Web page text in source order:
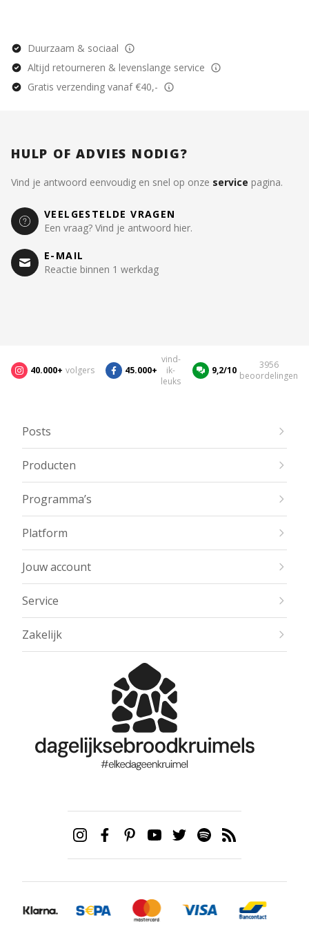
Duurzaam & sociaal
Altijd retourneren & levenslange service
Gratis verzending vanaf €40,-
HULP OF ADVIES NODIG?
Vind je antwoord eenvoudig en snel op onze service pagina.
VEELGESTELDE VRAGEN
Een vraag? Vind je antwoord hier.
E-MAIL
Reactie binnen 1 werkdag
40.000+ volgers 45.000+
vind-
ik-
leuks
9,2/10
3956
beoordelingen
Posts
Producten
Programma’s
Platform
Jouw account
Service
Zakelijk